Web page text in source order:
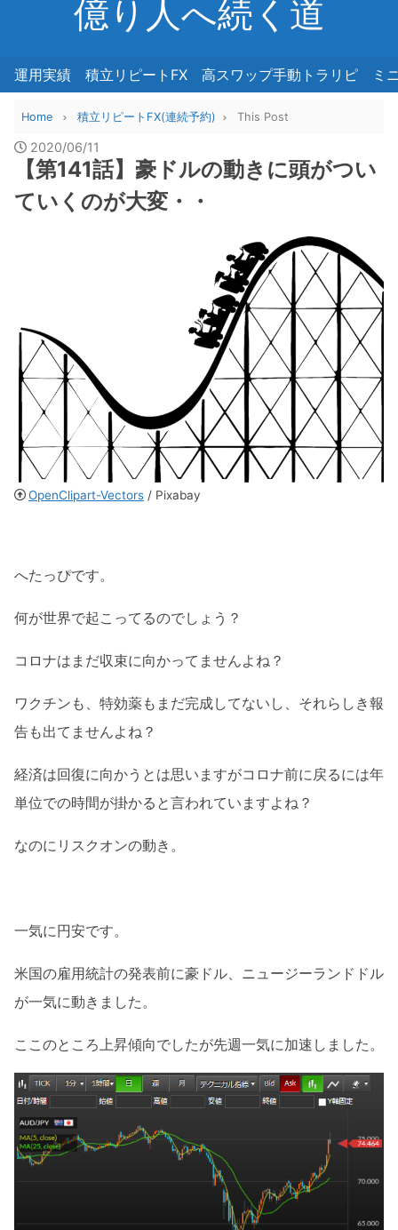
億り人へ続く道
運用実績 積立リピートFX 高スワップ手動トラリピ ミ
Home 積立リピートFX(連続予約) This Post
2020/06/11
【第141話】豪ドルの動きに頭がつい
ていくのが大変・・
OpenClipart-Vectors / Pixabay
へたっぴです。
何が世界で起こってるのでしょう？
コロナはまだ収束に向かってませんよね？
ワクチンも、特効薬もまだ完成してないし、それらしき報
告も出てませんよね？
経済は回復に向かうとは思いますがコロナ前に戻るには年
単位での時間が掛かると言われていますよね？
なのにリスクオンの動き。
一気に円安です。
米国の雇用統計の発表前に豪ドル、ニュージーランドドル
が一気に動きました。
ここのところ上昇傾向でしたが先週一気に加速しました。